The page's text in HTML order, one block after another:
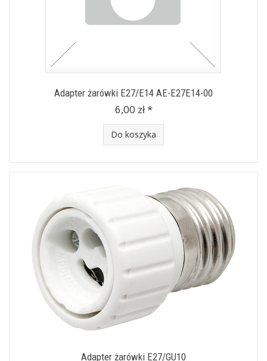
Adapter żarówki E27/E14 AE-E27E14-00
6,00 zł *
Do koszyka
Adapter żarówki E27/GU10